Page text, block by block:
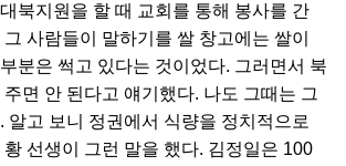
북지원을 할 때 교회를 통해 봉사를 간
사람들이 말하기를 쌀 창고에는 쌀이
분은 썩고 있다는 것이었다. 그러면서 북
면 안 된다고 얘기했다. 나도 그때는 그
알고 보니 정권에서 식량을 정치적으로
선생이 그런 말을 했다. 김정일은 100